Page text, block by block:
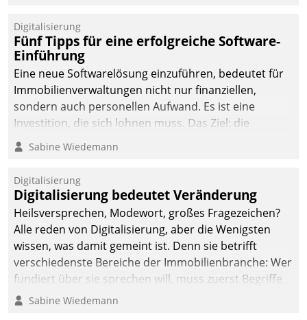
Digitalisierung
Fünf Tipps für eine erfolgreiche Software-
Einführung
Eine neue Softwarelösung einzuführen, bedeutet für
Immobilienverwaltungen nicht nur finanziellen,
sondern auch personellen Aufwand. Es ist eine
Investition, die sich lohnen muss. Das Ziel: die
nachhaltige Optimierung der Geschäftsabläufe. Damit
dieses Ziel erreicht wird, sollten einige Grundregeln
Sabine Wiedemann
Digitalisierung
Digitalisierung bedeutet Veränderung
Heilsversprechen, Modewort, großes Fragezeichen?
Alle reden von Digitalisierung, aber die Wenigsten
wissen, was damit gemeint ist. Denn sie betrifft
verschiedenste Bereiche der Immobilienbranche: Wer
fundiert über sie sprechen will, muss zuerst Begriffe
klären. Ein Aspekt ist die betriebliche Optimierung:
Sabine Wiedemann